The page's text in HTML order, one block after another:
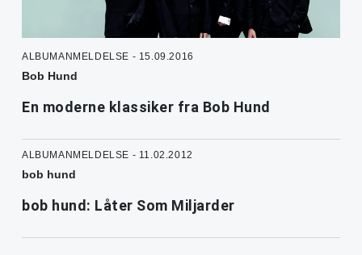
ALBUMANMELDELSE - 15.09.2016
Bob Hund
En moderne klassiker fra Bob Hund
ALBUMANMELDELSE - 11.02.2012
bob hund
bob hund: Låter Som Miljarder